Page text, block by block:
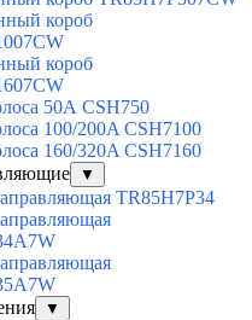
короб
короб
50А CSH750
100/200A CSH7100
160/320A CSH7160
▼
TR85H7P34
▼